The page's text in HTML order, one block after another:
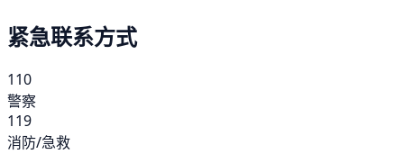
紧急联系方式
110
警察
119
消防/急救